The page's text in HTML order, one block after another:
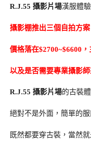
R.J.55 攝影片場漢服體
攝影棚推出三個自拍方
價格落在$2700~$6600
以及是否需要專業攝影
R.J.55 攝影片場的古裝
絕對不是外面，簡單的
既然都要穿古裝，當然